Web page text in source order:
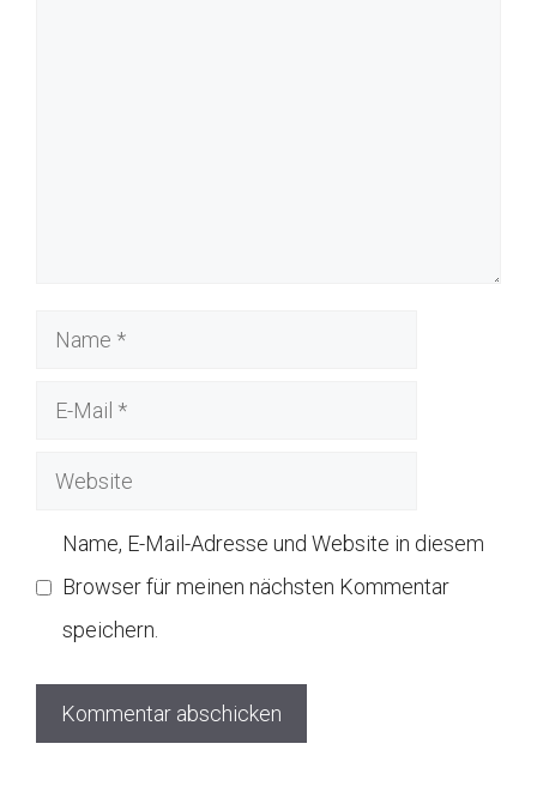
Name
Website
Name, E-Mail-Adresse und Website in diesem
Browser für meinen nächsten Kommentar
speichern.